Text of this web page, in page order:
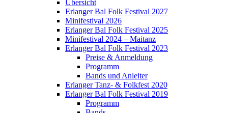
Übersicht
Erlanger Bal Folk Festival 2027
Minifestival 2026
Erlanger Bal Folk Festival 2025
Minifestival 2024 – Maitanz
Erlanger Bal Folk Festival 2023
Preise & Anmeldung
Programm
Bands und Anleiter
Erlanger Tanz- & Folkfest 2020
Erlanger Bal Folk Festival 2019
Programm